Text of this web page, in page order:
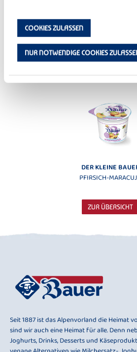
COOKIES ZULASSEN
NUR NOTWENDIGE COOKIES
ERDBEERE
DER KLEINE
PFIRSICH-
ZUR ÜBERSICHT
Seit 1887 ist das Alpenvorland die Heimat
sind wir auch eine Heimat für alle. Denn
Joghurts, Drinks, Desserts und